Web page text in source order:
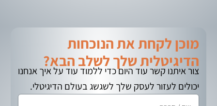
מוכן לקחת את הנוכחות
הדיגיטלית שלך לשלב הבא?
צור איתנו קשר עוד היום כדי ללמוד עוד על איך אנחנו
יכולים לעזור לעסק שלך לשגשג בעולם הדיגיטלי.